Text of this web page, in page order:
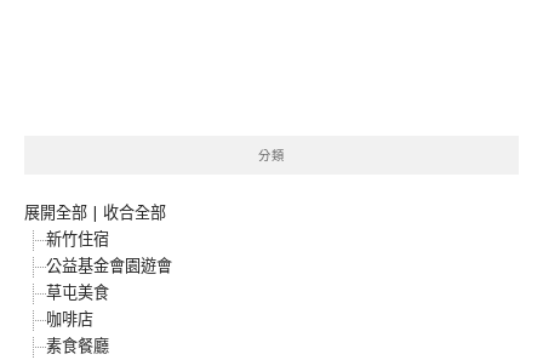
分類
展開全部 | 收合全部
新竹住宿
公益基金會園遊會
草屯美食
咖啡店
素食餐廳